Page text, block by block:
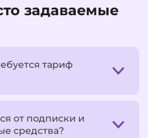
задаваемые
тариф
от подписки и
средства?